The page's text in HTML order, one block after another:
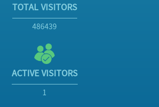
TOTAL VISITORS
486439
ACTIVE VISITORS
1